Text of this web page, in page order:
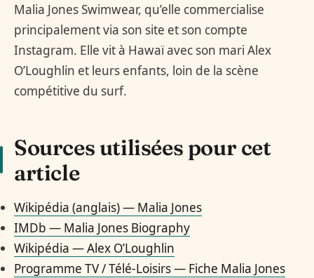
Malia Jones Swimwear, qu’elle commercialise
principalement via son site et son compte
Instagram. Elle vit à Hawaï avec son mari Alex
O’Loughlin et leurs enfants, loin de la scène
compétitive du surf.
Sources utilisées pour cet
article
Wikipédia (anglais) — Malia Jones
IMDb — Malia Jones Biography
Wikipédia — Alex O’Loughlin
Programme TV / Télé-Loisirs — Fiche Malia Jones